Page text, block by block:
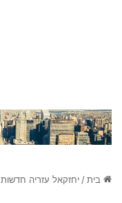
בית/יחזקאל עזריה חדשות